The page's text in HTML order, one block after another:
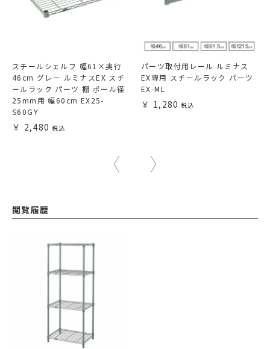
スチールシェルフ 幅61×奥行
46cm グレー ルミナスEX スチ
ールラック パーツ 棚 ポール径
25mm用 幅60cm EX25-
S60GY
2,480
パーツ取付用レール ルミナス
EX専用 スチールラック パーツ
EX-ML
1,280
閲覧履歴